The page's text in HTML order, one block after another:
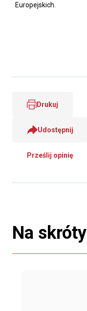
Europejskich.
Drukuj
Udostępnij
Prześlij opinię
Na skróty